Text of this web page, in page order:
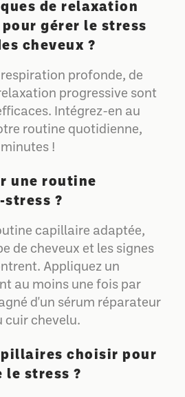
de relaxation
gérer le stress
cheveux ?
respiration profonde, de
progressive sont
Intégrez-en au
routine quotidienne,
!
une routine
?
capillaire adaptée,
de cheveux et les signes
Appliquez un
au moins une fois par
d'un sérum réparateur
cuir chevelu.
choisir pour
le stress ?